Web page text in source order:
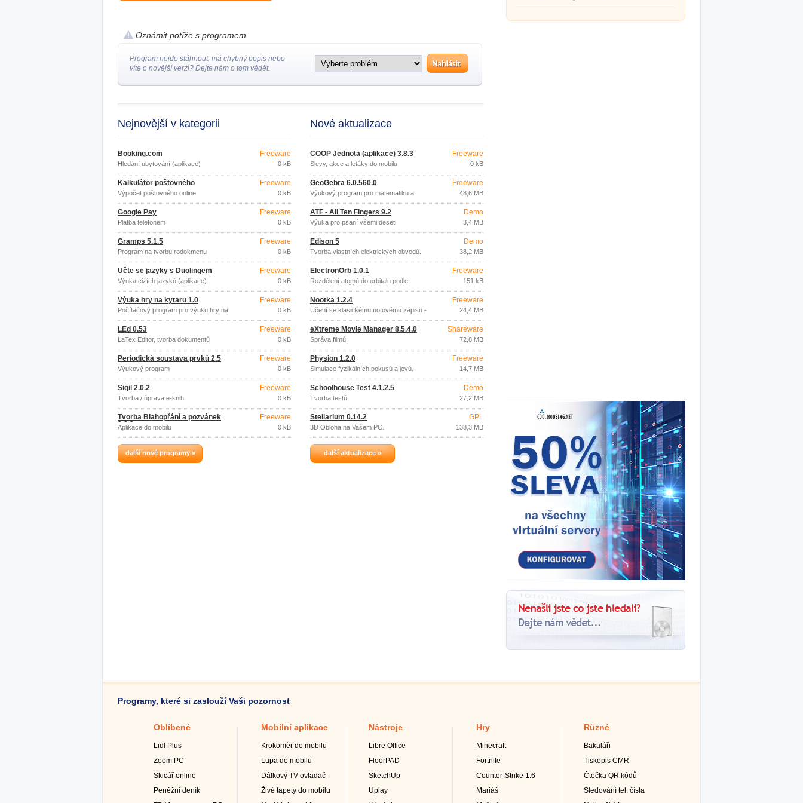
Oznámit potíže s programem
Program nejde stáhnout, má chybný popis nebo
víte o novější verzi? Dejte nám o tom vědět.
Nejnovější v kategorii
Booking.com
Hledání ubytování (aplikace)
Freeware
0 kB
Kalkulátor poštovného
Výpočet poštovného online
Freeware
0 kB
Google Pay
Platba telefonem
Freeware
0 kB
Gramps 5.1.5
Program na tvorbu rodokmenu
Freeware
0 kB
Učte se jazyky s Duolingem
Výuka cizích jazyků (aplikace)
Freeware
0 kB
Výuka hry na kytaru 1.0
Počítačový program pro výuku hry na
Freeware
0 kB
LEd 0.53
LaTex Editor, tvorba dokumentů
Freeware
0 kB
Periodická soustava prvků 2.5
Výukový program
Freeware
0 kB
Sigil 2.0.2
Tvorba / úprava e-knih
Freeware
0 kB
Tvorba Blahopřání a pozvánek
2.0.2
Aplikace do mobilu
Freeware
0 kB
další nové programy »
Nové aktualizace
COOP Jednota (aplikace) 3.8.3
Slevy, akce a letáky do mobilu
Freeware
0 kB
GeoGebra 6.0.560.0
Výukový program pro matematiku a
Freeware
48,6 MB
ATF - All Ten Fingers 9.2
Výuka pro psaní všemi deseti
Demo
3,4 MB
Edison 5
Tvorba vlastních elektrických obvodů.
Demo
38,2 MB
ElectronOrb 1.0.1
Rozdělení atomů do orbitalu podle
protonového čísla.
Freeware
151 kB
Nootka 1.2.4
Učení se klasickému notovému zápisu -
Freeware
24,4 MB
eXtreme Movie Manager 8.5.4.0
Správa filmů.
Shareware
72,8 MB
Physion 1.2.0
Simulace fyzikálních pokusů a jevů.
Freeware
14,7 MB
Schoolhouse Test 4.1.2.5
Tvorba testů.
Demo
27,2 MB
Stellarium 0.14.2
3D Obloha na Vašem PC.
GPL
138,3 MB
další aktualizace »
Programy, které si zaslouží Vaši pozornost
Oblíbené
Lidl Plus
Zoom PC
Skicář online
Peněžní deník
Mobilní aplikace
Krokoměr do mobilu
Lupa do mobilu
Dálkový TV ovladač
Živé tapety do mobilu
Nástroje
Libre Office
FloorPAD
SketchUp
Uplay
Hry
Minecraft
Fortnite
Counter-Strike 1.6
Mariáš
Různé
Bakaláři
Tiskopis CMR
Čtečka QR kódů
Sledování tel. čísla